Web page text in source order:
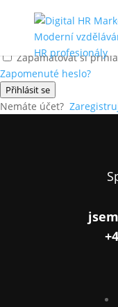
Zapamatovat si
Zapomenuté heslo?
Přihlásit se
Nemáte účet?